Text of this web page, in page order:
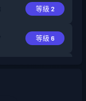
等級 2
等級 6